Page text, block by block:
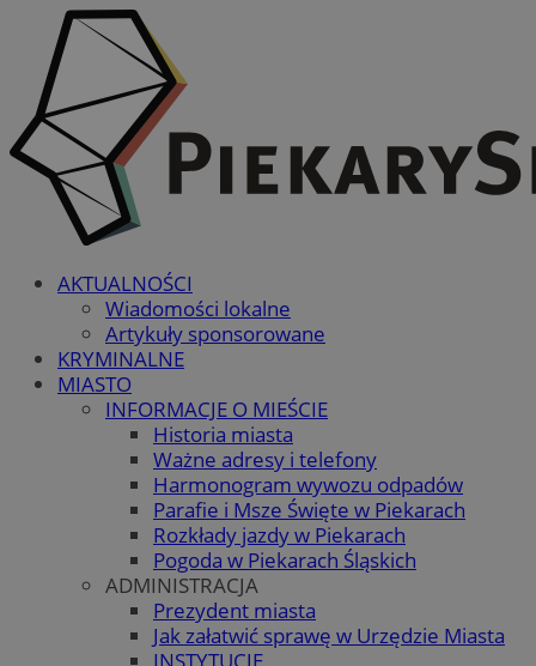
AKTUALNOŚCI
Wiadomości lokalne
Artykuły sponsorowane
KRYMINALNE
MIASTO
INFORMACJE O MIEŚCIE
Historia miasta
Ważne adresy i telefony
Harmonogram wywozu odpadów
Parafie i Msze Święte w Piekarach
Rozkłady jazdy w Piekarach
Pogoda w Piekarach Śląskich
ADMINISTRACJA
Prezydent miasta
Jak załatwić sprawę w Urzędzie Miasta